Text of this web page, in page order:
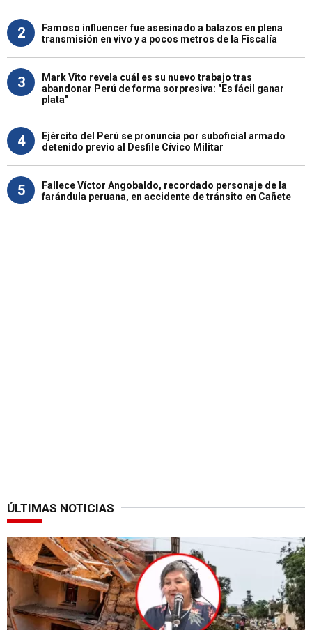
2
Famoso influencer fue asesinado a balazos en plena
transmisión en vivo y a pocos metros de la Fiscalía
3
Mark Vito revela cuál es su nuevo trabajo tras
abandonar Perú de forma sorpresiva: "Es fácil ganar
plata"
4
Ejército del Perú se pronuncia por suboficial armado
detenido previo al Desfile Cívico Militar
5
Fallece Víctor Angobaldo, recordado personaje de la
farándula peruana, en accidente de tránsito en Cañete
ÚLTIMAS NOTICIAS